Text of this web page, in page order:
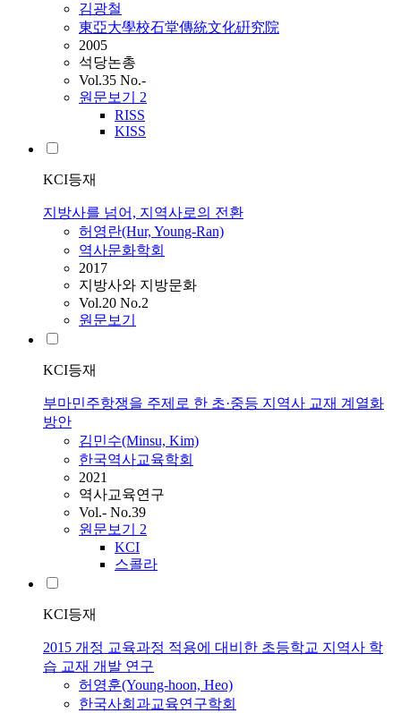
김광철
東亞大學校石堂傳統文化硏究院
2005
석당논총
Vol.35 No.-
원문보기 2
RISS
KISS
KCI등재
지방사를 넘어, 지역사로의 전환
허영란(Hur, Young-Ran)
역사문화학회
2017
지방사와 지방문화
Vol.20 No.2
원문보기
KCI등재
부마민주항쟁을 주제로 한 초·중등 지역사 교재 계열화
방안
김민수(Minsu, Kim)
한국역사교육학회
2021
역사교육연구
Vol.- No.39
원문보기 2
KCI
스콜라
KCI등재
2015 개정 교육과정 적용에 대비한 초등학교 지역사 학
습 교재 개발 연구
허영훈(Young-hoon, Heo)
한국사회과교육연구학회